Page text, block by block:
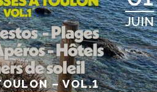
JUIN
– VOL.1